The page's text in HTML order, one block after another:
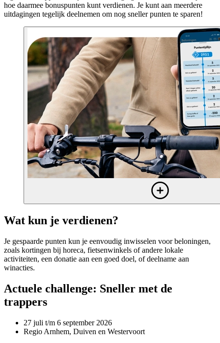
hoe daarmee bonuspunten kunt verdienen. Je kunt aan meerdere
uitdagingen tegelijk deelnemen om nog sneller punten te sparen!
Wat kun je verdienen?
Je gespaarde punten kun je eenvoudig inwisselen voor beloningen,
zoals kortingen bij horeca, fietsenwinkels of andere lokale
activiteiten, een donatie aan een goed doel, of deelname aan
winacties.
Actuele challenge: Sneller met de
trappers
27 juli t/m 6 september 2026
Regio Arnhem, Duiven en Westervoort